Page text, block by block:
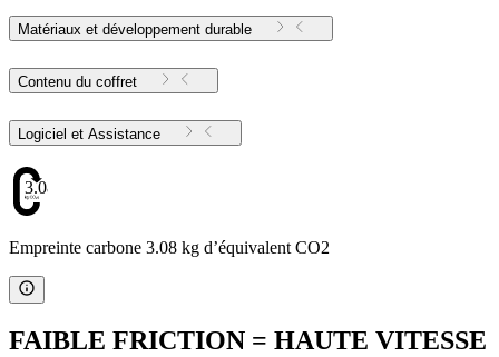
Matériaux et développement durable
Contenu du coffret
Logiciel et Assistance
3.08
Empreinte carbone 3.08 kg d’équivalent CO2
FAIBLE FRICTION = HAUTE VITESSE